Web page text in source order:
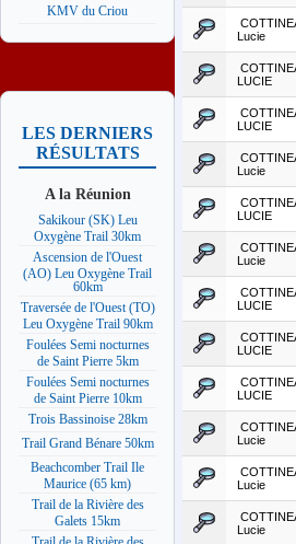
KMV du Criou
LES DERNIERS
RÉSULTATS
A la Réunion
Sakikour (SK) Leu
Oxygène Trail 30km
Ascension de l'Ouest
(AO) Leu Oxygène Trail
60km
Traversée de l'Ouest (TO)
Leu Oxygène Trail 90km
Foulées Semi nocturnes
de Saint Pierre 5km
Foulées Semi nocturnes
de Saint Pierre 10km
Trois Bassinoise 28km
Trail Grand Bénare 50km
Beachcomber Trail Ile
Maurice (65 km)
Trail de la Rivière des
Galets 15km
Lucie
LUCIE
LUCIE
Lucie
LUCIE
Lucie
LUCIE
LUCIE
LUCIE
Lucie
Lucie
Lucie